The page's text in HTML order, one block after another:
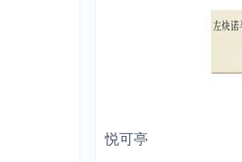
悦可亭